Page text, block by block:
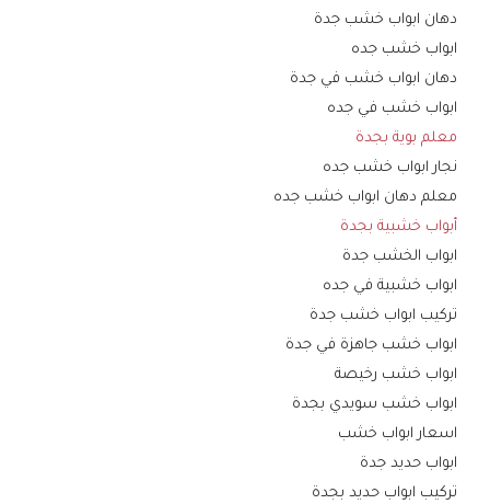
دهان ابواب خشب جدة
ابواب خشب جده
دهان ابواب خشب في جدة
ابواب خشب في جده
معلم بوية بجدة
نجار ابواب خشب جده
معلم دهان ابواب خشب جده
أبواب خشبية بجدة
ابواب الخشب جدة
ابواب خشبية في جده
تركيب ابواب خشب جدة
ابواب خشب جاهزة في جدة
ابواب خشب رخيصة
ابواب خشب سويدي بجدة
اسعار ابواب خشب
ابواب حديد جدة
تركيب ابواب حديد بجدة